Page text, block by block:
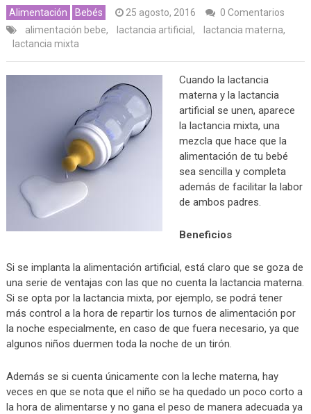
Alimentación Bebés 25 agosto, 2016
0 Comentarios
alimentación bebe, lactancia artificial , lactancia materna,
lactancia mixta
Cuando la lactancia
materna y la lactancia
artificial se unen, aparece
la lactancia mixta, una
mezcla que hace que la
alimentación de tu bebé
sea sencilla y completa
además de facilitar la labor
de ambos padres.
Beneficios
Si se implanta la alimentación artificial, está claro que se goza de
una serie de ventajas con las que no cuenta la lactancia materna.
Si se opta por la lactancia mixta, por ejemplo, se podrá tener
más control a la hora de repartir los turnos de alimentación por
la noche especialmente, en caso de que fuera necesario, ya que
algunos niños duermen toda la noche de un tirón.
Además se si cuenta únicamente con la leche materna, hay
veces en que se nota que el niño se ha quedado un poco corto a
la hora de alimentarse y no gana el peso de manera adecuada ya